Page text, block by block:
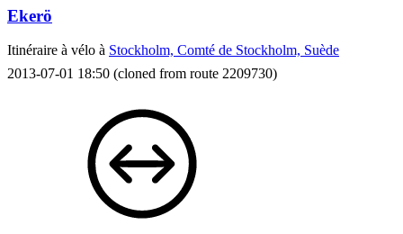
Ekerö
Itinéraire à vélo à Stockholm, Comté de Stockholm, Suède
2013-07-01 18:50 (cloned from route 2209730)